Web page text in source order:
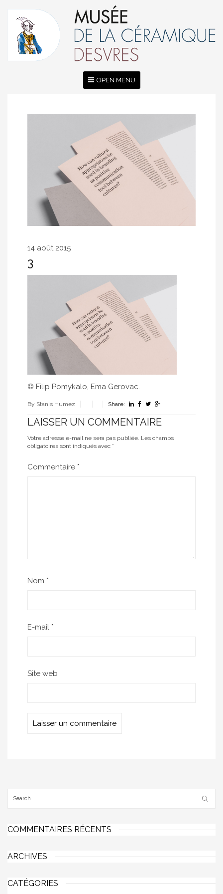
OPEN MENU
14 août 2015
3
© Filip Pomykalo, Ema Gerovac.
By Stanis Humez Share:
LAISSER UN COMMENTAIRE
Votre adresse e-mail ne sera pas publiée. Les champs
obligatoires sont indiqués avec *
Commentaire *
Nom *
E-mail *
Site web
COMMENTAIRES RÉCENTS
ARCHIVES
CATÉGORIES